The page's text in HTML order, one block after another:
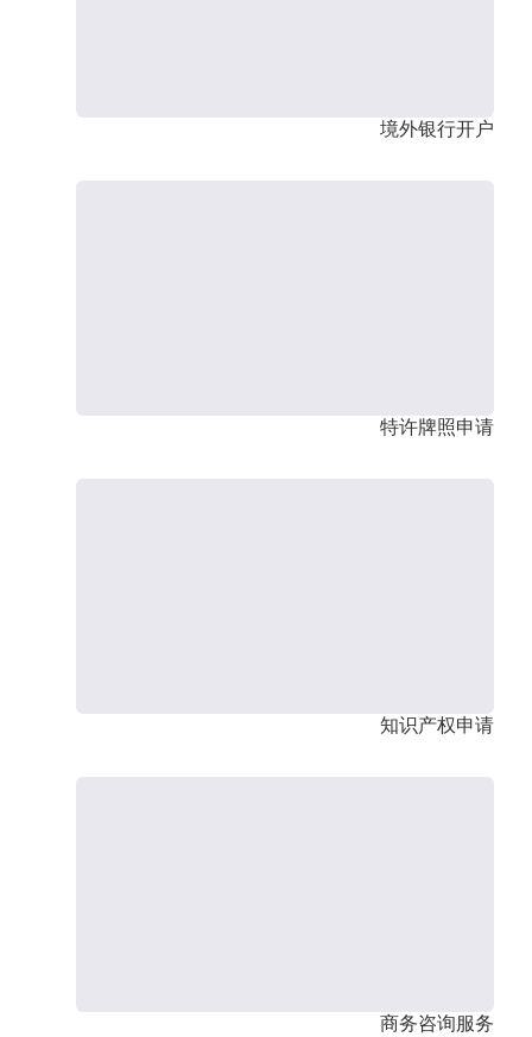
境外银行开户
特许牌照申请
知识产权申请
商务咨询服务